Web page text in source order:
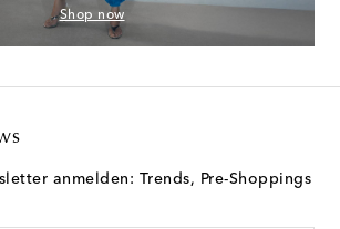
Shop now
anmelden: Trends, Pre-Shoppings